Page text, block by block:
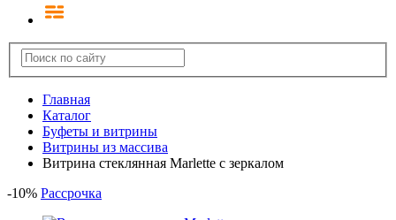
Главная
Каталог
Буфеты и витрины
Витрины из массива
Витрина стеклянная Marlette с зеркалом
-10% Рассрочка